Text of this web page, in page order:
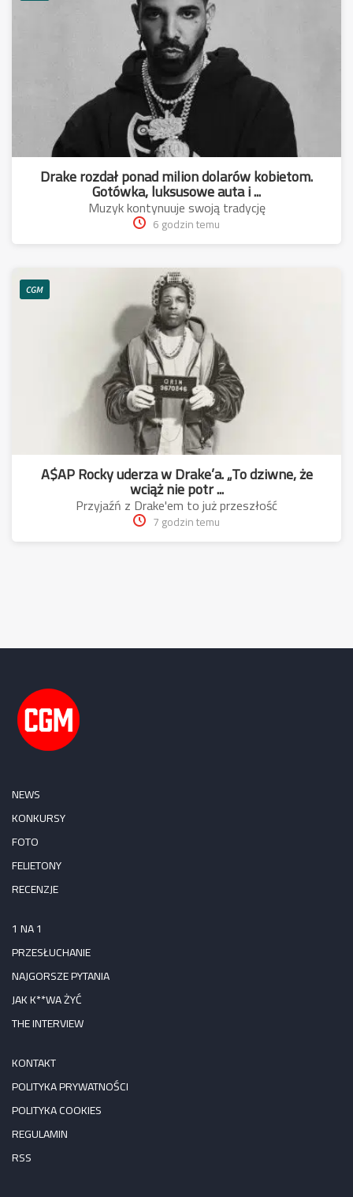
Drake rozdał ponad milion dolarów kobietom.
Gotówka, luksusowe auta i ...
Muzyk kontynuuje swoją tradycję
6 godzin temu
CGM
A$AP Rocky uderza w Drake’a. „To dziwne, że
wciąż nie potr ...
Przyjaźń z Drake'em to już przeszłość
7 godzin temu
NEWS
KONKURSY
FOTO
FELIETONY
RECENZJE
1 NA 1
PRZESŁUCHANIE
NAJGORSZE PYTANIA
JAK K**WA ŻYĆ
THE INTERVIEW
KONTAKT
POLITYKA PRYWATNOŚCI
POLITYKA COOKIES
REGULAMIN
RSS